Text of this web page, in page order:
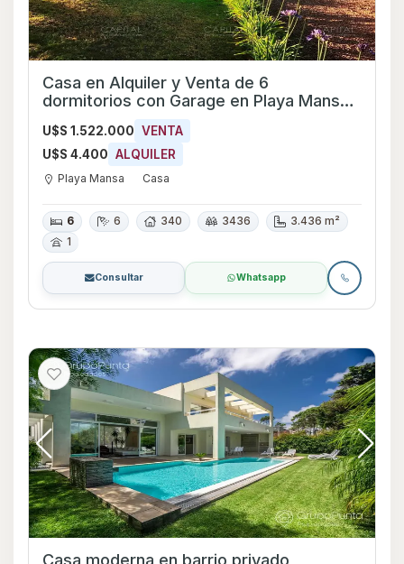
Casa en Alquiler y Venta de 6
dormitorios con Garage en Playa Mansa,
U$S 1.522.000 VENTA
U$S 4.400 ALQUILER
Playa Mansa Casa
6 6 340 3436
3.436 m²
1
Consultar Whatsapp